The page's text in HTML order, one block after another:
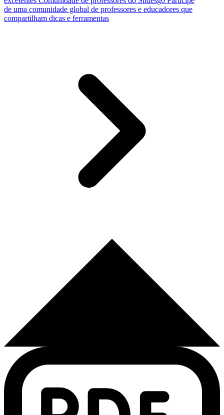
de uma comunidade global de professores e educadores que
compartilham dicas e ferramentas